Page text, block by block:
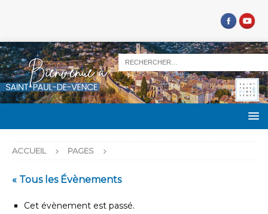
ACCUEIL PAGES
« Tous les Évènements
Cet évènement est passé.